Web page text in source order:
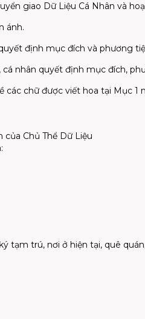
giao Dữ Liệu Cá Nhân và
ánh.
định mục đích và phương
cá nhân quyết định mục đích,
chữ được viết hoa tại Mục 1
Chủ Thể Dữ Liệu
tạm trú, nơi ở hiện tại, quê